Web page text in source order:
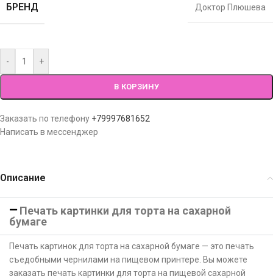
БРЕНД Доктор Плюшева
- +
В КОРЗИНУ
Заказать по телефону +79997681652
Написать в мессенджер
Описание
Печать картинки для торта на сахарной
бумаге
Печать картинок для торта на сахарной бумаге — это печать
съедобными чернилами на пищевом принтере. Вы можете
заказать печать картинки для торта на пищевой сахарной